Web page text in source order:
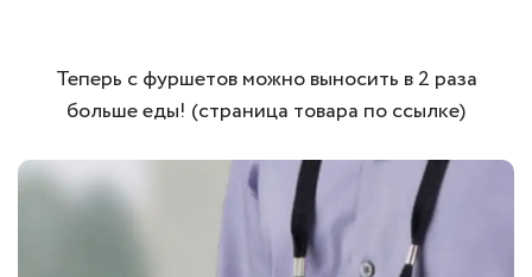
Теперь с фуршетов можно выносить в 2 раза
больше еды! (страница товара по ссылке)